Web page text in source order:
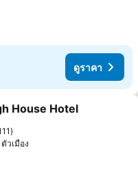
ดูราคา
รายการโปรด
House Hotel
วเมือง